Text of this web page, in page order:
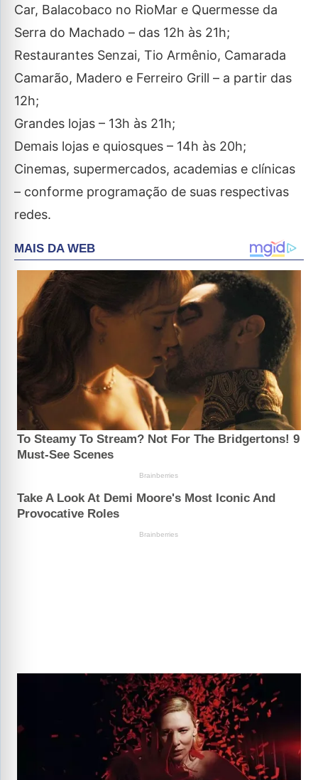
Car, Balacobaco no RioMar e Quermesse da
Serra do Machado – das 12h às 21h;
Restaurantes Senzai, Tio Armênio, Camarada
Camarão, Madero e Ferreiro Grill – a partir das
12h;
Grandes lojas – 13h às 21h;
Demais lojas e quiosques – 14h às 20h;
Cinemas, supermercados, academias e clínicas
– conforme programação de suas respectivas
redes.